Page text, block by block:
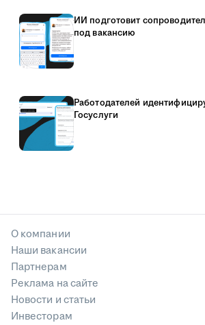
ИИ подготовит
под вакансию
Работодателей
Госуслуги
О компании
Наши вакансии
Партнерам
Реклама на сайте
Новости и статьи
Инвесторам